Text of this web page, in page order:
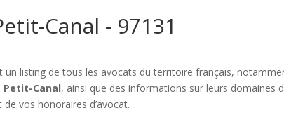
Canal - 97131
un listing de tous les avocats du territoire français,
Canal, ainsi que des informations sur leurs domaines
vos honoraires d’avocat.